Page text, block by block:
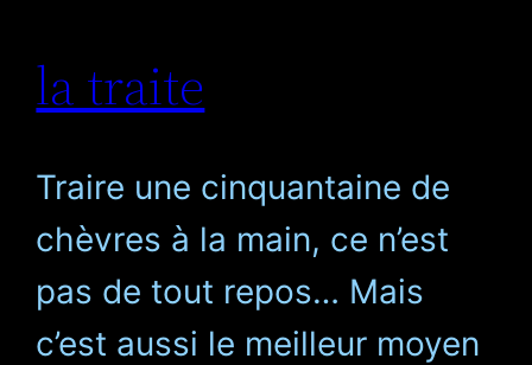
la traite
Traire une cinquantaine de
chèvres à la main, ce n’est
pas de tout repos… Mais
c’est aussi le meilleur moyen